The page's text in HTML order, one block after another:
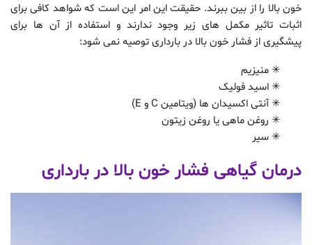
خون بالا را از بین ببرند. حقیقت این امر این است که شواهد کافی برای
اثبات تاثیر مکمل های زیر وجود ندارند و استفاده از آن ها برای
پیشگیری از فشار خون بالا در بارداری توصیه نمی شود:
✳ منیزیم
✳ اسید فولیک
✳ آنتی اکسیدان ها (ویتامین C و E)
✳ روغن ماهی یا روغن زیتون
✳ سیر
درمان گیاهی فشار خون بالا در بارداری